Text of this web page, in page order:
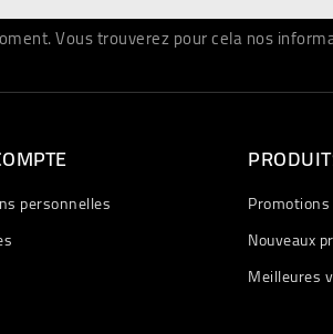
Vous trouverez pour cela nos
personnelles
Promotions
Nouveaux
Meilleures